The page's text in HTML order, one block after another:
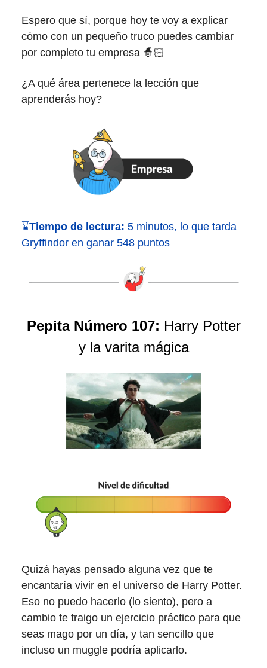
Espero que sí, porque hoy te voy a explicar
cómo con un pequeño truco puedes cambiar
por completo tu empresa 🧙🏻
¿A qué área pertenece la lección que
aprenderás hoy?
⌛Tiempo de lectura: 5 minutos, lo que tarda
Gryffindor en ganar 548 puntos
Pepita Número 107: Harry Potter
y la varita mágica
Quizá hayas pensado alguna vez que te
encantaría vivir en el universo de Harry Potter.
Eso no puedo hacerlo (lo siento), pero a
cambio te traigo un ejercicio práctico para que
seas mago por un día, y tan sencillo que
incluso un muggle podría aplicarlo.